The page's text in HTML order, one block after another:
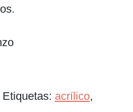
Etiquetas: acrílico,